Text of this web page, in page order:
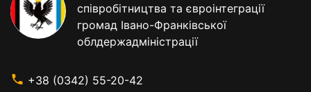
співробітництва та євроінтеграції
громад Івано-Франківської
облдержадміністрації
+38 (0342) 55-20-42